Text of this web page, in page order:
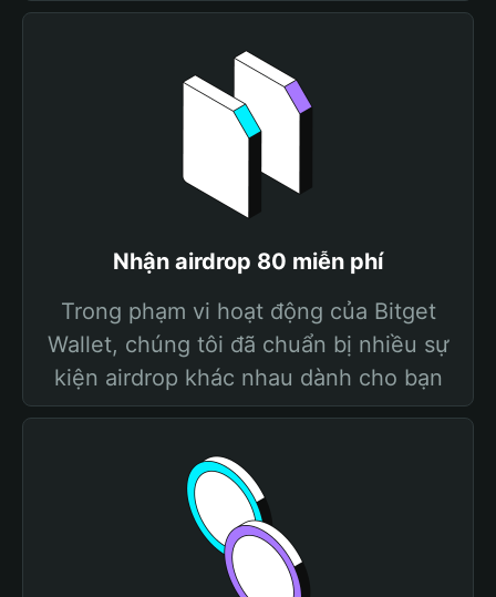
Nhận airdrop 80 miễn phí
Trong phạm vi hoạt động của Bitget
Wallet, chúng tôi đã chuẩn bị nhiều sự
kiện airdrop khác nhau dành cho bạn